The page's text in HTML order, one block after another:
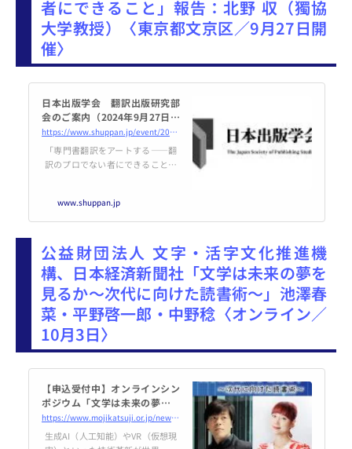
者にできること」報告：北野 収（獨協
大学教授）〈東京都文京区／9月27日開
催〉
日本出版学会 翻訳出版研究部
会のご案内（2024年9月27日開
催） | 日本出版学会
https://www.shuppan.jp/event/2024/08/13/3042/
「専門書翻訳をアートする――翻
訳のプロでない者にできること」
（金）午後7時～午後8時30分（開
場：午後6時45分） 場 所：文京
（東
www.shuppan.jp
公益財団法人 文字・活字文化推進機
構、日本経済新聞社「文学は未来の夢を
見るか～次代に向けた読書術～」池澤春
菜・平野啓一郎・中野稔〈オンライン／
10月3日〉
【申込受付中】オンラインシン
ポジウム「文学は未来の夢を見
るか～次代に向けた読書術～」
（2024年10月3日～） | 公益財
団法人 文字・活字文化推進機構
https://www.mojikatsuji.or.jp/news/2024/09/05/8518/
生成AI（人工知能）やVR（仮想現